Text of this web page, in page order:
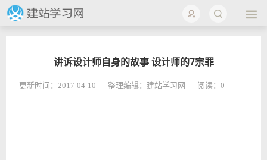
讲诉设计师自身的故事 设计师的7宗罪
更新时间：2017-04-10 整理编辑：建站学习网 阅读： 0